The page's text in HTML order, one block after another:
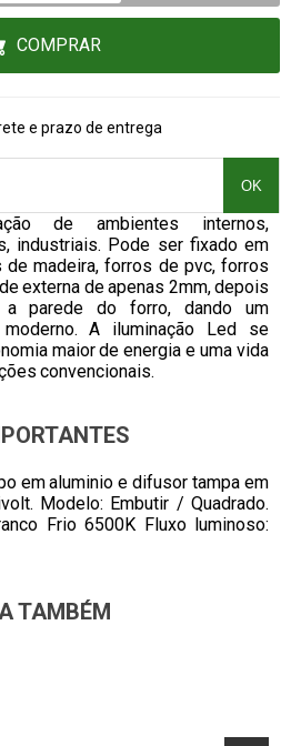
COMPRAR
e prazo de entrega
OK
de ambientes internos,
industriais. Pode ser fixado em
madeira, forros de pvc, forros
externa de apenas 2mm, depois
parede do forro, dando um
A iluminação Led se
maior de energia e uma vida
convencionais.
em aluminio e difusor tampa em
Modelo: Embutir / Quadrado.
Frio 6500K Fluxo luminoso:
TAMBÉM